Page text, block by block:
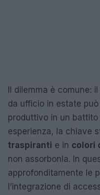
Il dilemma è comune:
da ufficio in estate
produttivo in un battito
esperienza, la chiave
traspiranti e in colori
non assorbonla. In
approfonditamente le
l’integrazione di